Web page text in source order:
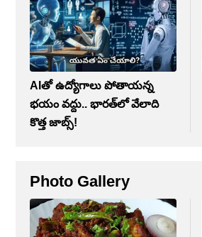
AIతో ఉద్యోగాలు పోతాయన్న
భయం వద్దు.. భారత్‌లో వేలాది
కొత్త జాబ్స్!
Photo Gallery